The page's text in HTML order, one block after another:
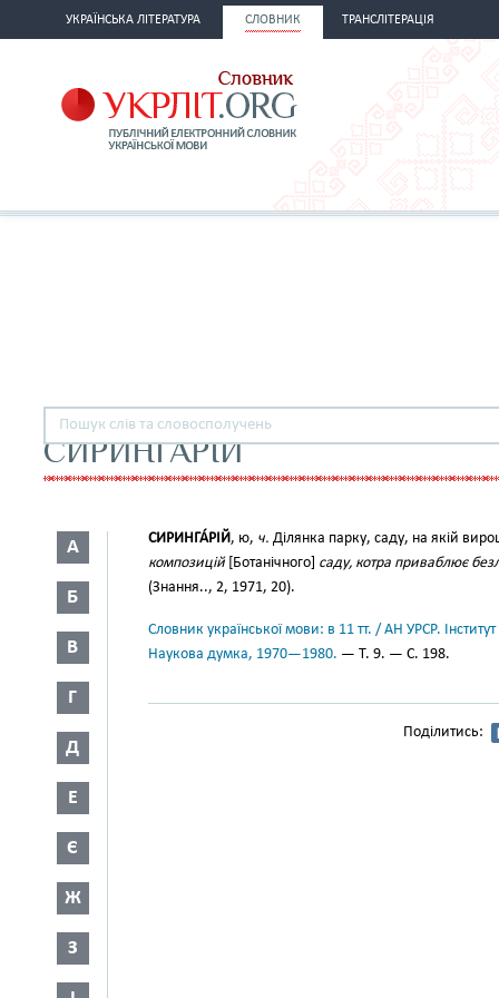
УКРАЇНСЬКА ЛІТЕРАТУРА СЛОВНИК ТРАНСЛІТЕРАЦІЯ
СИРИНГАРІЙ
А
Б
В
Г
Д
Е
Є
Ж
З
СИРИНГА́РІЙ, ю, ч. Ділянка парку, саду, на якій
композицій [Ботанічного] саду, котра приваблює
(Знання.., 2, 1971, 20).
Словник української мови: в 11 тт. / АН УРСР.
Наукова думка, 1970—1980. — Т. 9. — С. 198.
Поділитись: